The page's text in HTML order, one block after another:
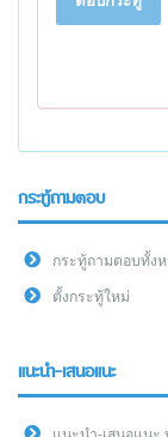
กระทู้ถามตอบ
กระทู้ถามตอบทั้ง
ตั้งกระทู้ใหม่
แนะนำ-เสนอแนะ